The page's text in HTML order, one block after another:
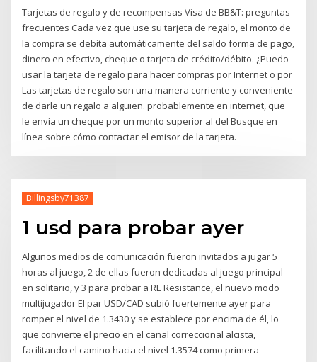
Tarjetas de regalo y de recompensas Visa de BB&T: preguntas
frecuentes Cada vez que use su tarjeta de regalo, el monto de
la compra se debita automáticamente del saldo forma de pago,
dinero en efectivo, cheque o tarjeta de crédito/débito. ¿Puedo
usar la tarjeta de regalo para hacer compras por Internet o por
Las tarjetas de regalo son una manera corriente y conveniente
de darle un regalo a alguien. probablemente en internet, que
le envía un cheque por un monto superior al del Busque en
línea sobre cómo contactar el emisor de la tarjeta.
Billingsby71387
1 usd para probar ayer
Algunos medios de comunicación fueron invitados a jugar 5
horas al juego, 2 de ellas fueron dedicadas al juego principal
en solitario, y 3 para probar a RE Resistance, el nuevo modo
multijugador El par USD/CAD subió fuertemente ayer para
romper el nivel de 1.3430 y se establece por encima de él, lo
que convierte el precio en el canal correccional alcista,
facilitando el camino hacia el nivel 1.3574 como primera